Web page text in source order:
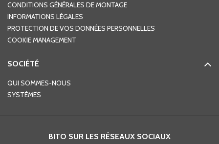
CONDITIONS GÉNÉRALES DE MONTAGE
INFORMATIONS LÉGALES
PROTECTION DE VOS DONNÉES PERSONNELLES
COOKIE MANAGEMENT
SOCIÉTÉ
QUI SOMMES-NOUS
SYSTÈMES
BITO SUR LES RÉSEAUX SOCIAUX